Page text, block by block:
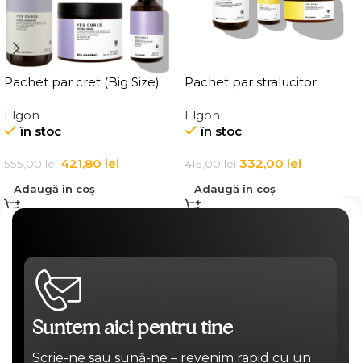
Pachet par cret (Big Size)
Elgon
în stoc
555,00lei 421,80 lei
Adaugă în coș
Pachet par stralucitor
Elgon
în stoc
415,00lei 332,00 lei
Adaugă în coș
Suntem aici pentru tine
Scrie-ne sau sună-ne – revenim rapid cu un